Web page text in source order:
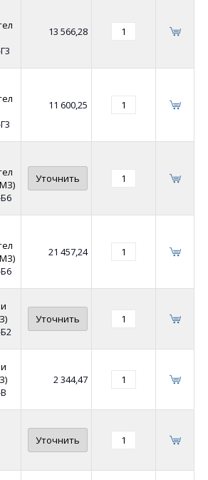
13 566,28
11 600,25
Уточнить
21 457,24
Уточнить
2 344,47
Уточнить